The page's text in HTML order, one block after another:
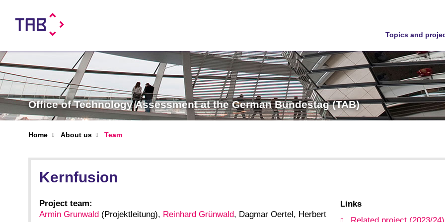
Topics and
Office of Technology Assessment at the German Bundestag (TAB)
Home About us Team
Kernfusion
Project team:
Armin Grunwald (Projektleitung), Reinhard Grünwald, Dagmar Oertel, Herbert
Links
Related project (2023/